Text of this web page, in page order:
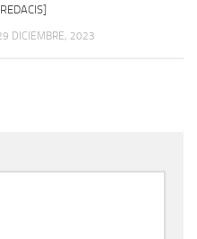
DICIEMBRE, 2023